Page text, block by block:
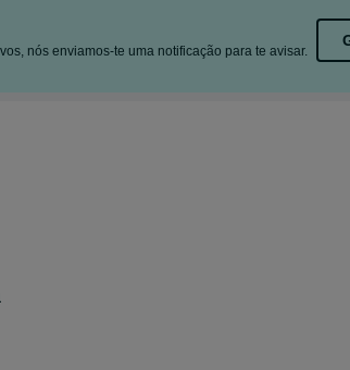
nós enviamos-te uma notificação para te avisar.